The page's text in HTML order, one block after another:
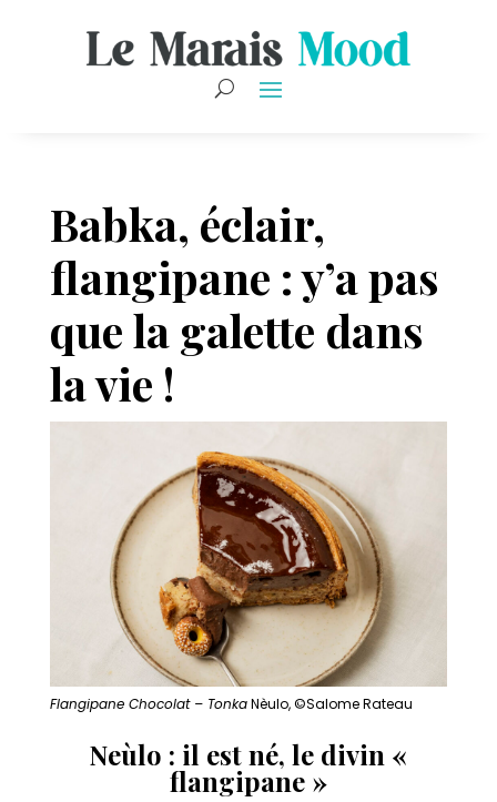
Babka, éclair,
flangipane : y’a pas
que la galette dans
la vie !
Flangipane Chocolat – TonkaNèulo, ©Salome Rateau
Neùlo : il est né, le divin «
flangipane »